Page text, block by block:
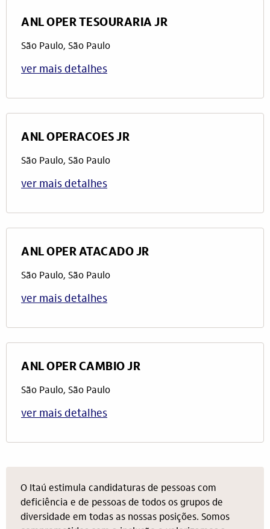
ANL OPER TESOURARIA JR
São Paulo, São Paulo
ver mais detalhes
ANL OPERACOES JR
São Paulo, São Paulo
ver mais detalhes
ANL OPER ATACADO JR
São Paulo, São Paulo
ver mais detalhes
ANL OPER CAMBIO JR
São Paulo, São Paulo
ver mais detalhes
O Itaú estimula candidaturas de pessoas com
deficiência e de pessoas de todos os grupos de
diversidade em todas as nossas posições. Somos